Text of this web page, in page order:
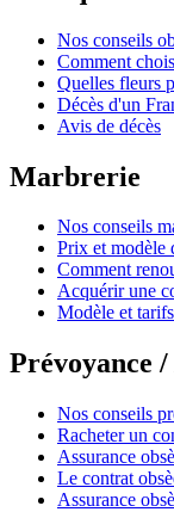
Nos conseils
Comment
Quelles fleurs
Décès d'un
Avis de décès
Marbrerie
Nos conseils
Prix et modèle
Comment
Acquérir une
Modèle et
Prévoyance /
Nos conseils
Racheter un
Assurance
Le contrat
Assurance